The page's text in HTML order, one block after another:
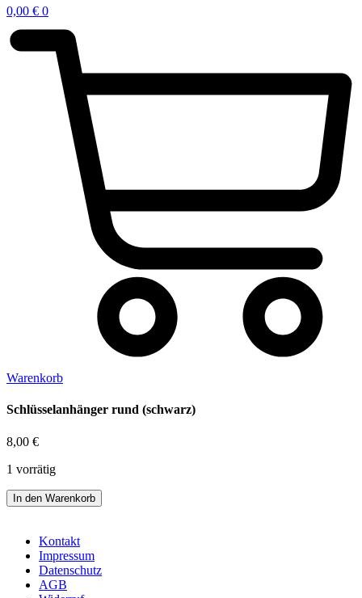
0,00 € 0
Warenkorb
Schlüsselanhänger rund (schwarz)
8,00 €
1 vorrätig
Schlüsselanhänger
rund
Menge
In den Warenkorb
Kontakt
Impressum
Datenschutz
AGB